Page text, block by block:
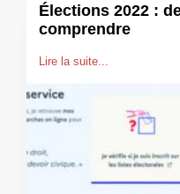
Élections 2022 :
comprendre
Lire la suite...